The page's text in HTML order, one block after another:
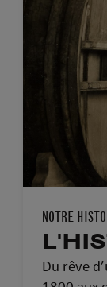
NOTRE
Du rêve